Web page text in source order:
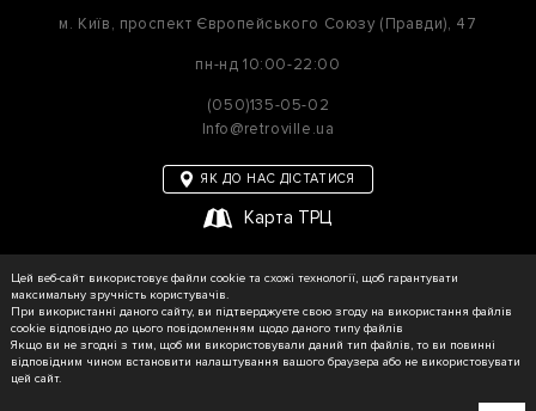
м. Київ, проспект Європейського Союзу (Правди), 47
пн-нд 10:00-22:00
(050)135-05-02
Info@retroville.ua
ЯК ДО НАС ДІСТАТИСЯ
Карта ТРЦ
© RETROVILLE, 2026 Усі права захищені
Цей веб-сайт використовує файли cookie та схожі технології, щоб гарантувати
максимальну зручність користувачів.
При використанні даного сайту, ви підтверджуєте свою згоду на використання файлів
cookie відповідно до цього повідомленням щодо даного типу файлів
Якщо ви не згодні з тим, щоб ми використовували даний тип файлів, то ви повинні
відповідним чином встановити налаштування вашого браузера або не використовувати
цей сайт.